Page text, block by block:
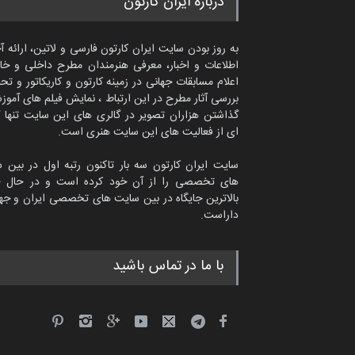
به روز بودن سایت ایران کارتون فارسی و لاتین، ارائه
اطلاعات و اخبار، معرفی هنرمندان مطرح داخلی و
اعلام مسابقات جهانی در زمینه کارتون و کاریکاتور و
بررسی آثار مطرح در این ارتباط ، نمایش فیلم های
گذاشتن هزاران تصویر در گالری های این سایت
ای از فعالیت های این سایت هنری است.
سایت ایران کارتون سه بار تاکنون رتبه اول در
های تخصصی را از آن خود کرده است و در حال
بالاترین جایگاه در بین سایت های تخصصی ایران و
داراست.
با ما در تماس باشید
امین الحباره از عربستان سعودی
کاریکاتور